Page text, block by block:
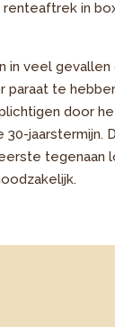
in
in veel
te
door
jaarstermijn.